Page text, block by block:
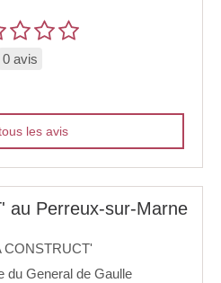
0 avis
les avis
au Perreux-sur-Marne
CONSTRUCT'
du General de Gaulle